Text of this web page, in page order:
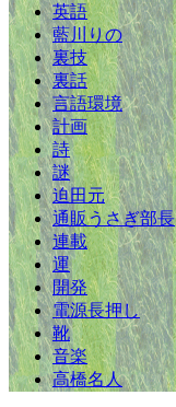
英語
藍川りの
裏技
裏話
言語環境
計画
詩
謎
迫田元
通販うさぎ部長
連載
運
開発
電源長押し
靴
音楽
高橋名人